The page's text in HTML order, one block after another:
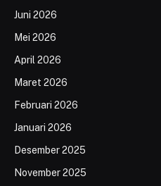
Juni 2026
Mei 2026
April 2026
Maret 2026
Februari 2026
Januari 2026
Desember 2025
November 2025